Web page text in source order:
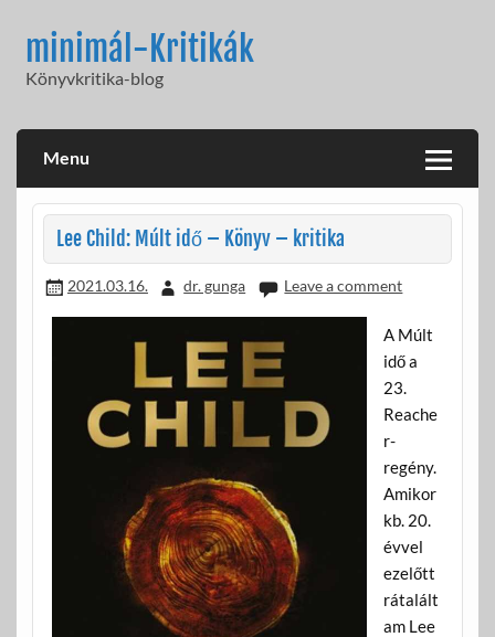
contentminimál-Kritikák
Könyvkritika-blog
Menu
Lee Child: Múlt idő – Könyv – kritika
2021.03.16. dr. gunga Leave a comment
A Múlt
idő a
23.
Reache
r-
regény.
Amikor
kb. 20.
évvel
ezelőtt
rátalált
am Lee